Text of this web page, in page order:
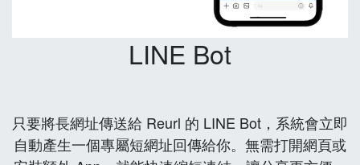
LINE Bot
只要將長網址傳送給 Reurl 的 LINE Bot，系統會立即
自動產生一個專屬短網址回傳給你。無需打開網頁或